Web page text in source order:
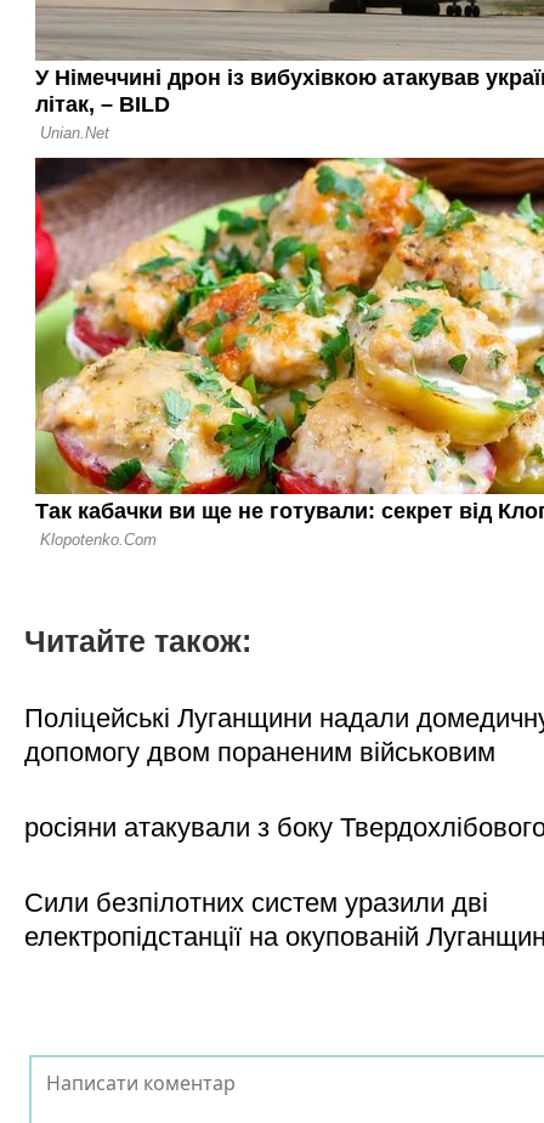
Читайте також:
Поліцейські Луганщини надали
допомогу двом пораненим військовим
росіяни атакували з боку
Сили безпілотних систем уразили дві
електропідстанції на окупованій